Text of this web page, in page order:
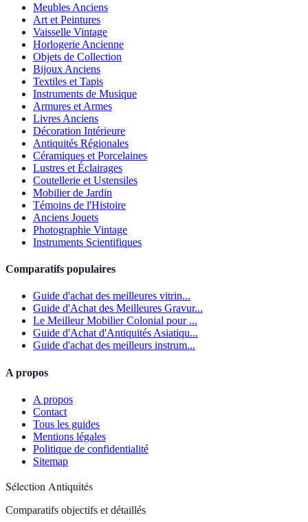
Meubles Anciens
Art et Peintures
Vaisselle Vintage
Horlogerie Ancienne
Objets de Collection
Bijoux Anciens
Textiles et Tapis
Instruments de Musique
Armures et Armes
Livres Anciens
Décoration Intérieure
Antiquités Régionales
Céramiques et Porcelaines
Lustres et Éclairages
Coutellerie et Ustensiles
Mobilier de Jardin
Témoins de l'Histoire
Anciens Jouets
Photographie Vintage
Instruments Scientifiques
Comparatifs populaires
Guide d'achat des meilleures vitrin...
Guide d'Achat des Meilleures Gravur...
Le Meilleur Mobilier Colonial pour ...
Guide d'Achat d'Antiquités Asiatiqu...
Guide d'achat des meilleurs instrum...
A propos
A propos
Contact
Tous les guides
Mentions légales
Politique de confidentialité
Sitemap
Sélection Antiquités
Comparatifs objectifs et détaillés